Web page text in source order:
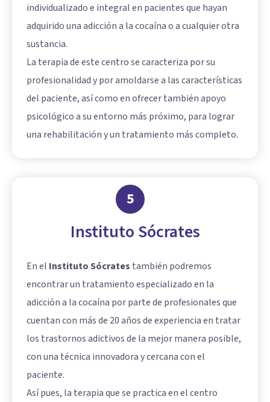
individualizado e integral en pacientes que hayan
adquirido una adicción a la cocaína o a cualquier otra
sustancia.
La terapia de este centro se caracteriza por su
profesionalidad y por amoldarse a las características
del paciente, así como en ofrecer también apoyo
psicológico a su entorno más próximo, para lograr
una rehabilitación y un tratamiento más completo.
5
Instituto Sócrates
En el Instituto Sócrates también podremos
encontrar un tratamiento especializado en la
adicción a la cocaína por parte de profesionales que
cuentan con más de 20 años de experiencia en tratar
los trastornos adictivos de la mejor manera posible,
con una técnica innovadora y cercana con el
paciente.
Así pues, la terapia que se practica en el centro